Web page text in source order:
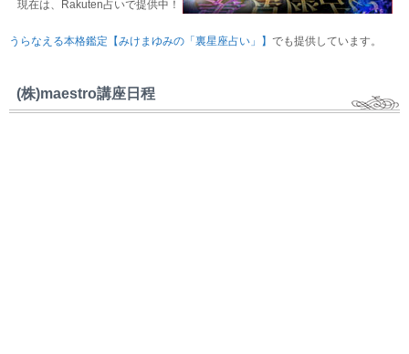
現在は、Rakuten占いで提供中！
うらなえる本格鑑定【みけまゆみの「裏星座占い」】 でも提供しています。
(株)maestro講座日程